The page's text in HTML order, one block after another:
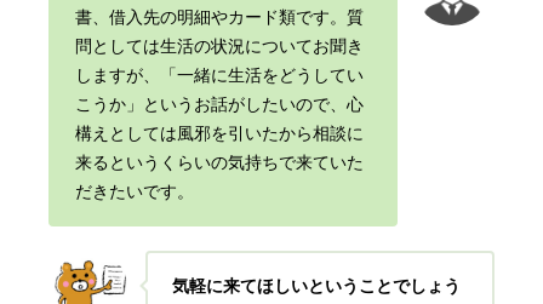
書、借入先の明細やカード類です。 質
問としては生活の状況についてお聞き
しますが、「一緒に生活をどうしてい
こうか」というお話がしたいので、心
構えとしては風邪を引いたから相談に
来るというくらいの気持ちで来ていた
だきたいです。
気軽に来てほしいということでしょう